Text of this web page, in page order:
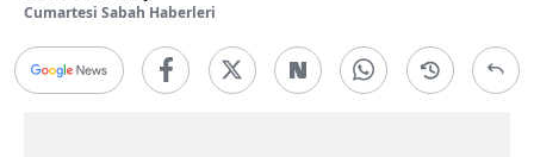
Cumartesi Sabah Haberleri